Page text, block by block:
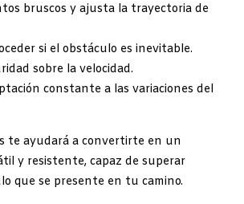
bruscos y ajusta la trayectoria de
si el obstáculo es inevitable.
sobre la velocidad.
constante a las variaciones del
te ayudará a convertirte en un
y resistente, capaz de superar
que se presente en tu camino.